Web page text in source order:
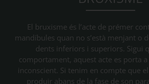
El bruxisme és l’acte de prémer
mandíbules quan no s’està menjant o
dents inferiors i superiors. Sigui
comportament, aquest acte es porta
inconscient. Si tenim en compte que
produir abans de la fase de son